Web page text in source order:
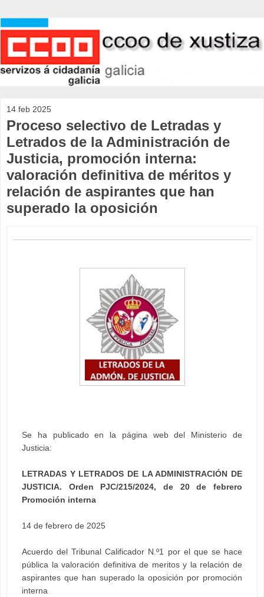
14 feb 2025
Proceso selectivo de Letradas y
Letrados de la Administración de
Justicia, promoción interna:
valoración definitiva de méritos y
relación de aspirantes que han
superado la oposición
Se ha publicado en la página web del Ministerio de
Justicia:
LETRADAS Y LETRADOS DE LA ADMINISTRACIÓN DE
JUSTICIA. Orden PJC/215/2024, de 20 de febrero
Promoción interna
14 de febrero de 2025
Acuerdo del Tribunal Calificador N.º1 por el que se hace
pública la valoración definitiva de meritos y la relación de
aspirantes que han superado la oposición por promoción
interna